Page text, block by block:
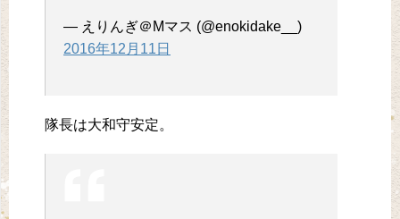
— えりんぎ＠Mマス (@enokidake__)
2016年12月11日
隊長は大和守安定。